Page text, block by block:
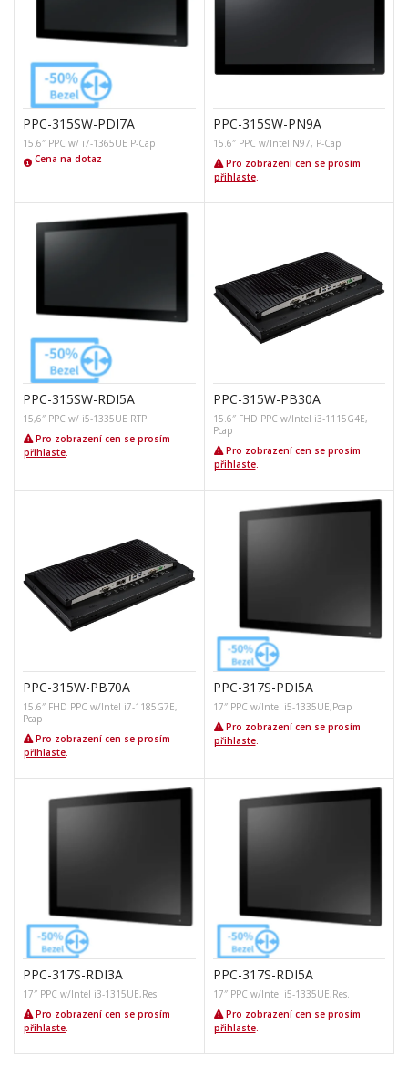
PPC-315SW-PDI7A
15.6″ PPC w/ i7-1365UE P-Cap
Cena na dotaz
PPC-315SW-PN9A
15.6″ PPC w/Intel N97, P-Cap
Pro zobrazení cen se prosím
přihlaste.
PPC-315SW-RDI5A
15,6″ PPC w/ i5-1335UE RTP
Pro zobrazení cen se prosím
přihlaste.
PPC-315W-PB30A
15.6″ FHD PPC w/Intel i3-1115G4E,
Pcap
Pro zobrazení cen se prosím
přihlaste.
PPC-315W-PB70A
15.6″ FHD PPC w/Intel i7-1185G7E,
Pcap
Pro zobrazení cen se prosím
přihlaste
PPC-317S-PDI5A
17″ PPC w/Intel i5-1335UE,Pcap
Pro zobrazení cen se prosím
přihlaste.
PPC-317S-RDI3A
17″ PPC w/Intel i3-1315UE,Res.
Pro zobrazení cen se prosím
přihlaste.
PPC-317S-RDI5A
17″ PPC w/Intel i5-1335UE,Res.
Pro zobrazení cen se prosím
přihlaste.